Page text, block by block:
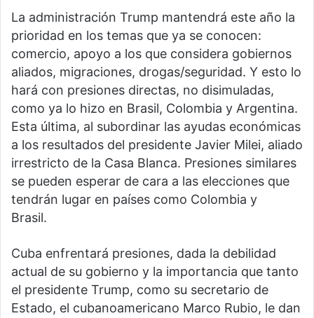
La administración Trump mantendrá este año la
prioridad en los temas que ya se conocen:
comercio, apoyo a los que considera gobiernos
aliados, migraciones, drogas/seguridad. Y esto lo
hará con presiones directas, no disimuladas,
como ya lo hizo en Brasil, Colombia y Argentina.
Esta última, al subordinar las ayudas económicas
a los resultados del presidente Javier Milei, aliado
irrestricto de la Casa Blanca. Presiones similares
se pueden esperar de cara a las elecciones que
tendrán lugar en países como Colombia y
Brasil.
Cuba enfrentará presiones, dada la debilidad
actual de su gobierno y la importancia que tanto
el presidente Trump, como su secretario de
Estado, el cubanoamericano Marco Rubio, le dan